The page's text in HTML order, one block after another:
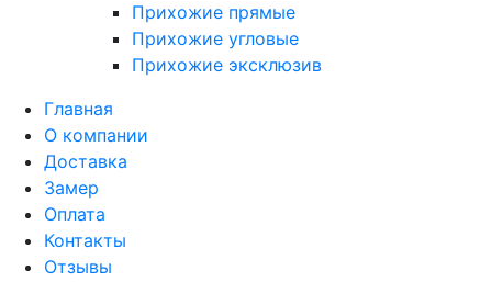
Прихожие прямые
Прихожие угловые
Прихожие эксклюзив
Главная
О компании
Доставка
Замер
Оплата
Контакты
Отзывы